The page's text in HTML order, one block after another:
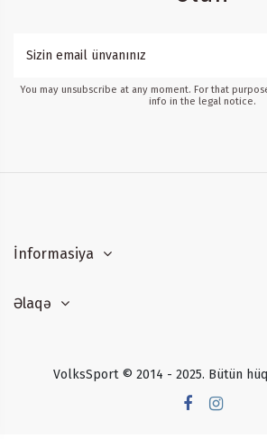
You may unsubscribe at any moment. For that
info in the legal notice.
İnformasiya
Əlaqə
VolksSport © 2014 - 2025. Bütün